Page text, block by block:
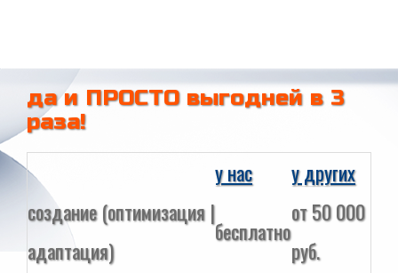
да и ПРОСТО выгодней в 3
раза!
у нас
у других
создание (оптимизация |
адаптация)
бесплатно
от 50 000
руб.